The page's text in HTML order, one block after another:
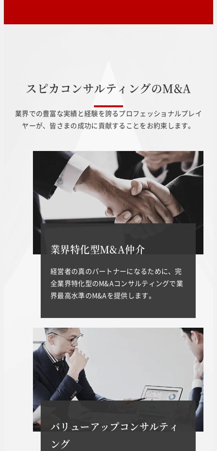
スピカ コ ンサルティ ングのM&A
業界での豊富な実績と経験を誇るプロフェッショナルプレイ
ヤーが、皆さまの成功に貢献することをお約束します。
業界特化型M&A仲介
経営者の真のパートナーになるために、完
全業界特化型のM&Aコンサルティングで業
界最高水準のM&Aを提供します。
バリューアップコンサルティ
ング